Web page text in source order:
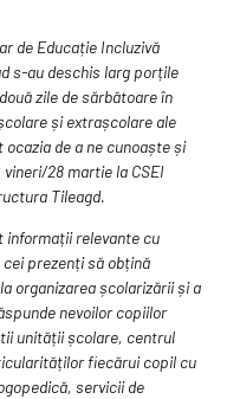
de Educație Incluzivă
s-au deschis larg porțile
zile de sărbătoare în
și extrașcolare ale
de a ne cunoaște și
28 martie la CSEI
Tileagd.
informații relevante cu
prezenți să obțină
organizarea școlarizării și a
nevoilor copiilor
unității școlare, centrul
fiecărui copil cu
servicii de